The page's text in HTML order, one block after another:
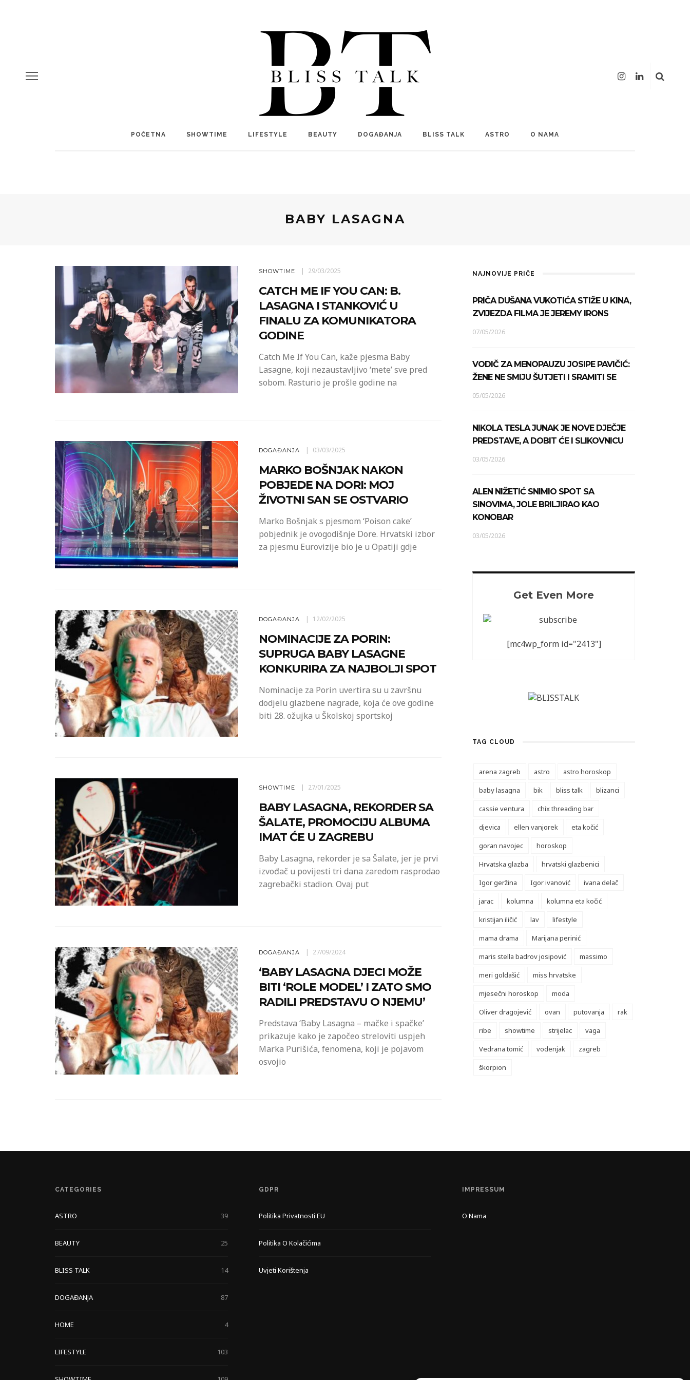
POČETNA SHOWTIME LIFESTYLE BEAUTY DOGAĐANJA BLISS TALK ASTRO O NAMA
BABY LASAGNA
SHOWTIME 29/03/2025
CATCH ME IF YOU CAN: B.
LASAGNA I STANKOVIĆ U
FINALU ZA KOMUNIKATORA
GODINE
Catch Me If You Can, kaže pjesma Baby
Lasagne, koji nezaustavljivo ‘mete’ sve pred
sobom. Rasturio je prošle godine na
DOGAĐANJA 03/03/2025
MARKO BOŠNJAK NAKON
POBJEDE NA DORI: MOJ
ŽIVOTNI SAN SE OSTVARIO
Marko Bošnjak s pjesmom ‘Poison cake’
pobjednik je ovogodišnje Dore. Hrvatski izbor
za pjesmu Eurovizije bio je u Opatiji gdje
DOGAĐANJA 12/02/2025
NOMINACIJE ZA PORIN:
SUPRUGA BABY LASAGNE
KONKURIRA ZA NAJBOLJI SPOT
Nominacije za Porin uvertira su u završnu
dodjelu glazbene nagrade, koja će ove godine
biti 28. ožujka u Školskoj sportskoj
SHOWTIME 27/01/2025
BABY LASAGNA, REKORDER SA
ŠALATE, PROMOCIJU ALBUMA
IMAT ĆE U ZAGREBU
Baby Lasagna, rekorder je sa Šalate, jer je prvi
izvođač u povijesti tri dana zaredom rasprodao
zagrebački stadion. Ovaj put
DOGAĐANJA 27/09/2024
‘BABY LASAGNA DJECI MOŽE
BITI ‘ROLE MODEL’ I ZATO SMO
RADILI PREDSTAVU O NJEMU’
Predstava ‘Baby Lasagna – mačke i spačke’
prikazuje kako je započeo streloviti uspjeh
Marka Purišića, fenomena, koji je pojavom
osvojio
NAJNOVIJE PRIČE
PRIČA DUŠANA VUKOTIĆA STIŽE U KINA,
ZVIJEZDA FILMA JE JEREMY IRONS
07/05/2026
VODIČ ZA MENOPAUZU JOSIPE PAVIČIĆ:
ŽENE NE SMIJU ŠUTJETI I SRAMITI SE
05/05/2026
NIKOLA TESLA JUNAK JE NOVE DJEČJE
PREDSTAVE, A DOBIT ĆE I SLIKOVNICU
03/05/2026
ALEN NIŽETIĆ SNIMIO SPOT SA
SINOVIMA, JOLE BRILJIRAO KAO
KONOBAR
03/05/2026
Get Even More
[mc4wp_form id="2413"]
TAG CLOUD
arena zagreb astro
astro horoskop
baby lasagna
bik bliss talk
blizanci
cassie ventura
chix threading bar
djevica
ellen vanjorek
eta kočić
goran navojec
horoskop
Hrvatska glazba
hrvatski glazbenici
Igor geržina
Igor ivanović
ivana delač
jarac
kolumna
kolumna eta kočić
kristijan iličić
lav
lifestyle
mama drama
Marijana perinić
maris stella badrov josipović
massimo
meri goldašić
miss hrvatske
mjesečni horoskop
moda
Oliver dragojević
ovan putovanja
rak
ribe
showtime strijelac
vaga
Vedrana tomić
vodenjak
zagreb
škorpion
CATEGORIES
ASTRO 39
BEAUTY 25
BLISS TALK 14
DOGAĐANJA 87
HOME 4
LIFESTYLE 103
GDPR
Politika Privatnosti EU
Politika O Kolačićima
Uvjeti Korištenja
IMPRESSUM
O Nama